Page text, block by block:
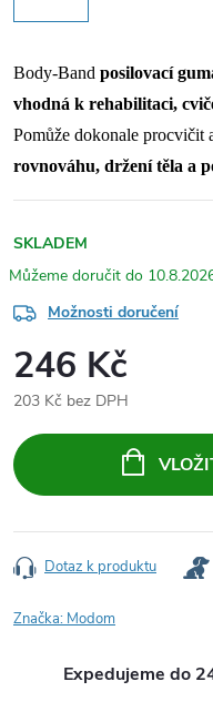
Body-Band posilovací
vhodná k rehabilitaci,
Pomůže dokonale procvičit
rovnováhu, držení těla a
SKLADEM
Možnosti doručení
246 Kč
203 Kč bez DPH
cena:
Dotaz k produktu
Značka: Modom
Expedujeme do